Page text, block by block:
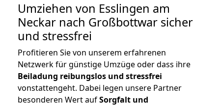
Umziehen von Esslingen am
Neckar nach Großbottwar sicher
und stressfrei
Profitieren Sie von unserem erfahrenen
Netzwerk für günstige Umzüge oder dass ihre
Beiladung reibungslos und stressfrei
vonstattengeht. Dabei legen unsere Partner
besonderen Wert aufSorgfalt und